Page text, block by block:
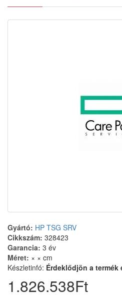
Gyártó: HP TSG SRV
Cikkszám: 328423
Garancia: 3 év
Méret: × × cm
Készletinfó: Érdeklődjön a termék
1.826.538Ft